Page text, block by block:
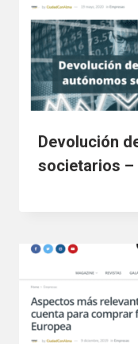
Devolución
societarios –